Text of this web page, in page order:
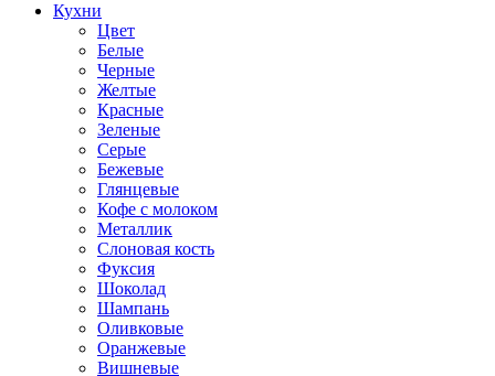
Кухни
Цвет
Белые
Черные
Желтые
Красные
Зеленые
Серые
Бежевые
Глянцевые
Кофе с молоком
Металлик
Слоновая кость
Фуксия
Шоколад
Шампань
Оливковые
Оранжевые
Вишневые